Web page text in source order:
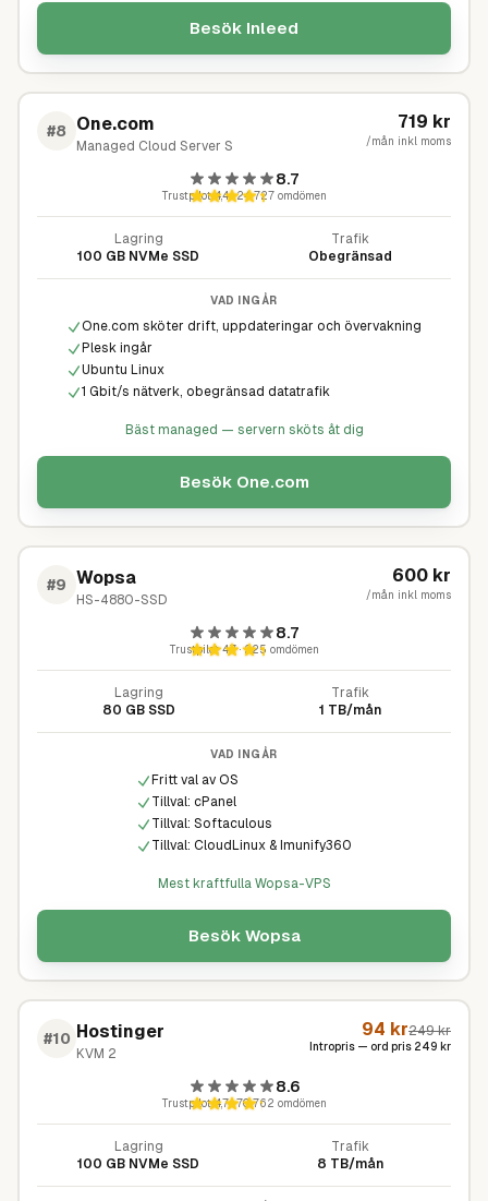
Besök Inleed
#8 One.com
Managed Cloud Server S
719 kr
/mån inkl moms
8.7
Trustpilot4,4· 24 727omdömen
Lagring
100 GB NVMe SSD
Trafik
Obegränsad
VAD INGÅR
One.com sköter drift, uppdateringar och övervakning
Plesk ingår
Ubuntu Linux
1 Gbit/s nätverk, obegränsad datatrafik
Bäst managed — servern sköts åt dig
Besök One.com
#9 Wopsa
HS-4880-SSD
600 kr
/mån inkl moms
8.7
Trustpilot4,7· 225 omdömen
Lagring
80 GB SSD
Trafik
1 TB/mån
VAD INGÅR
Fritt val av OS
Tillval: cPanel
Tillval: Softaculous
Tillval: CloudLinux & Imunify360
Mest kraftfulla Wopsa-VPS
Besök Wopsa
#10 Hostinger
KVM 2
94 kr249kr
Intropris — ord pris 249 kr
8.6
Trustpilot4,7· 70 762 omdömen
Lagring
100 GB NVMe SSD
Trafik
8 TB/mån